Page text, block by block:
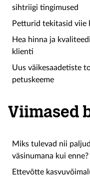
sihtriigi tingimused
Petturid tekitasid viie
Hea hinna ja
klienti
Uus väikesaadetiste
petuskeeme
Viimased
Miks tulevad nii
väsinumana kui enne?
Ettevõtte